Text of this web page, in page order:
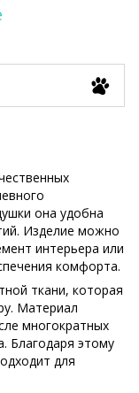
она удобна
Изделие можно
интерьера или
комфорта.
ткани, которая
Материал
многократных
Благодаря этому
для